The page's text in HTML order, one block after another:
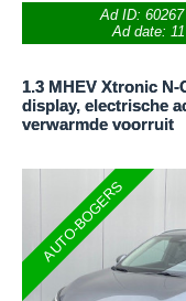
Ad ID: 60267|
Ad date:
1.3 MHEV Xtronic
display, electrische
verwarmde voorruit
AUTO-BOGERS